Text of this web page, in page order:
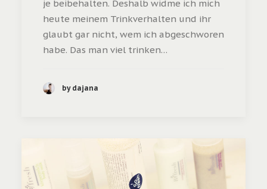
je beibehalten. Deshalb widme ich mich
heute meinem Trinkverhalten und ihr
glaubt gar nicht, wem ich abgeschworen
habe. Das man viel trinken…
by dajana